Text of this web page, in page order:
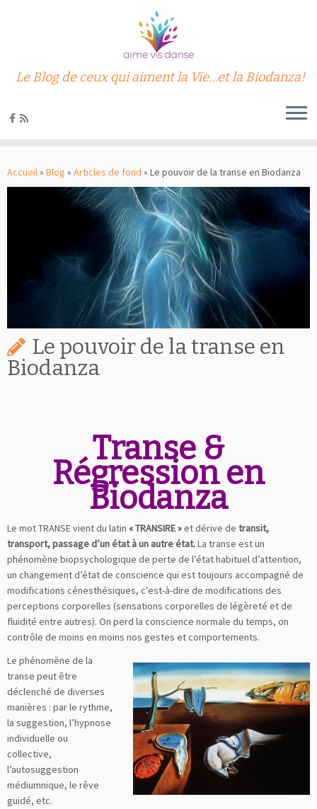
au
contenu
Le Blog de ceux qui aiment la Vie…et la Biodanza!
Accueil» Blog » Articles de fond » Le pouvoir de la transe en Biodanza
Le pouvoir de la transe en
Biodanza
Transe &
Régression en
Biodanza
Le mot TRANSE vient du latin « TRANSIRE »et dérive de transit,
transport, passage d’un état à un autre état.La transe est un
phénomène biopsychologique de perte de l’état habituel d’attention,
un changement d’état de conscience qui est toujours accompagné de
modifications cénesthésiques, c’est-à-dire de modifications des
perceptions corporelles (sensations corporelles de légèreté et de
fluidité entre autres). On perd la conscience normale du temps, on
contrôle de moins en moins nos gestes et comportements.
Le phénomène de la
transe peut être
déclenché de diverses
manières : par le rythme,
la suggestion, l’hypnose
individuelle ou
collective,
l’autosuggestion
médiumnique, le rêve
guidé, etc.